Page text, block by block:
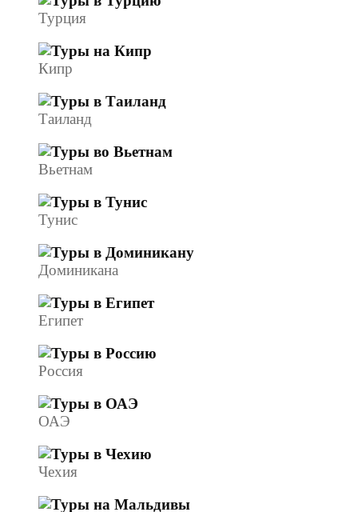
Турция
Кипр
Таиланд
Вьетнам
Тунис
Доминикана
Египет
Россия
ОАЭ
Чехия